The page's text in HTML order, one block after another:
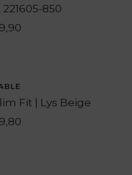
850
Fit | Lys Beige